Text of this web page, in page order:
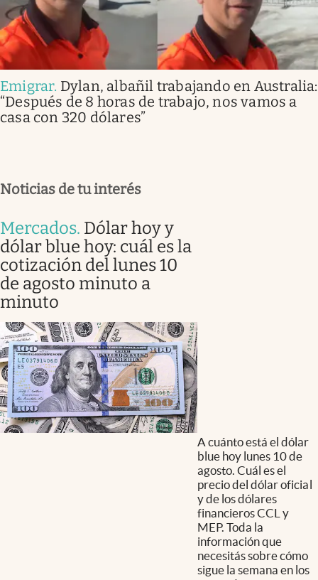
Emigrar. Dylan, albañil trabajando en Australia:
“Después de 8 horas de trabajo, nos vamos a
casa con 320 dólares”
Noticias de tu interés
Mercados. Dólar hoy y
dólar blue hoy: cuál es la
cotización del lunes 10
de agosto minuto a
minuto
A cuánto está el dólar
blue hoy lunes 10 de
agosto. Cuál es el
precio del dólar oficial
y de los dólares
financieros CCL y
MEP. Toda la
información que
necesitás sobre cómo
sigue la semana en los